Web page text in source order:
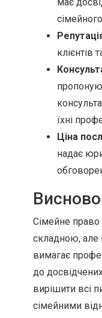
клієнтів
їхні
Ціна
надає
Сімейне право
складною,
вимагає
до
вирішити всі
сімейними